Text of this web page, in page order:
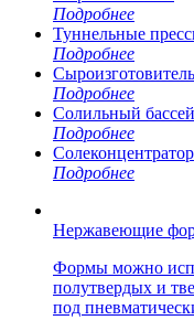
Подробнее
Туннельные
Подробнее
Сыроизготовитель
Подробнее
Солильный
Подробнее
Солеконцентратор
Подробнее
Нержавеющие
Формы можно
полутвердых и
под